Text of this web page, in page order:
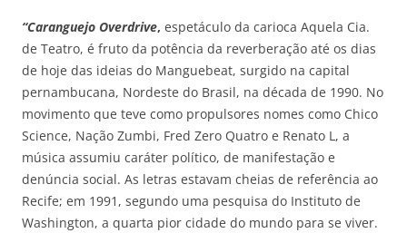
“Caranguejo Overdrive, espetáculo da carioca Aquela Cia.
de Teatro, é fruto da potência da reverberação até os dias
de hoje das ideias do Manguebeat, surgido na capital
pernambucana, Nordeste do Brasil, na década de 1990. No
movimento que teve como propulsores nomes como Chico
Science, Nação Zumbi, Fred Zero Quatro e Renato L, a
música assumiu caráter político, de manifestação e
denúncia social. As letras estavam cheias de referência ao
Recife; em 1991, segundo uma pesquisa do Instituto de
Washington, a quarta pior cidade do mundo para se viver.